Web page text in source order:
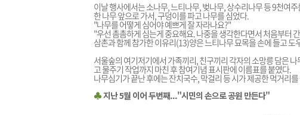
이날 행사에서는 소나무, 느티나무, 벚나무, 상수리나무 등 9천여
한 나무 앞으로 가서, 구덩이를 파고 나무를 심었다.
"나무를 어떻게 심어야 예쁘게 잘 자라나요?"
"우선 촘촘하게 심는게 중요해요. 나중을 생각한다면서 처음부터
삼촌과 함께 참가한 이유리(13)양은 느티나무 묘목을 손에 들고
서울숲의 여기저기에서 가족끼리, 친구끼리 각자의 소망릉 담은
고 물주기 작업까지 마친 후 참여기념 표시판에 이름표를 붙였다.
나무심기가 끝난 후에는 잔치국수, 막걸리 등 시가 제공한 먹거리
♣지난 5월 이어 두번째..."시민의 손으로 공원 만든다"